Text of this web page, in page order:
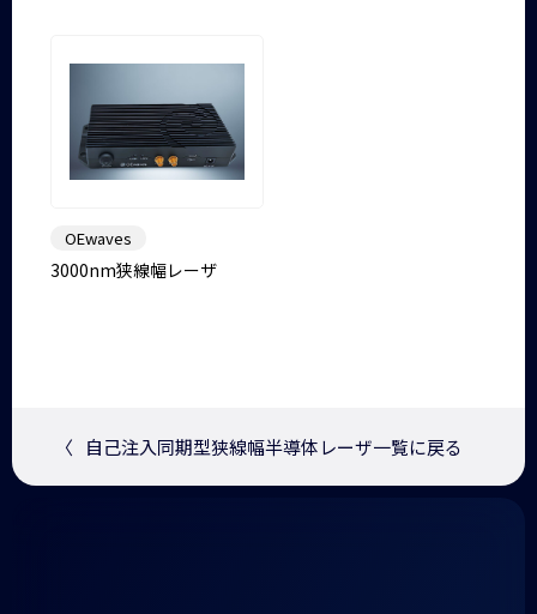
OEwaves
3000nm狭線幅レーザ
〈 自己注入同期型狭線幅半導体レーザ一覧に戻る